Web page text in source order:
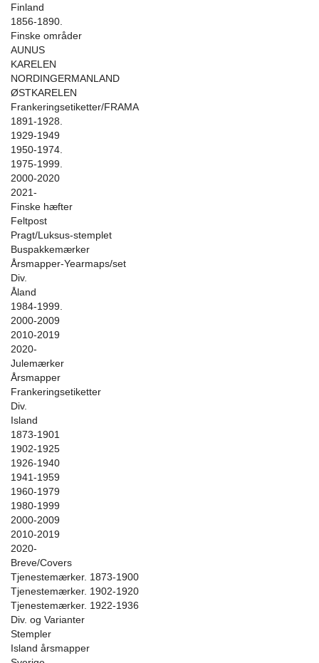
Finland
1856-1890.
Finske områder
AUNUS
KARELEN
NORDINGERMANLAND
ØSTKARELEN
Frankeringsetiketter/FRAMA
1891-1928.
1929-1949
1950-1974.
1975-1999.
2000-2020
2021-
Finske hæfter
Feltpost
Pragt/Luksus-stemplet
Buspakkemærker
Årsmapper-Yearmaps/set
Div.
Åland
1984-1999.
2000-2009
2010-2019
2020-
Julemærker
Årsmapper
Frankeringsetiketter
Div.
Island
1873-1901
1902-1925
1926-1940
1941-1959
1960-1979
1980-1999
2000-2009
2010-2019
2020-
Breve/Covers
Tjenestemærker. 1873-1900
Tjenestemærker. 1902-1920
Tjenestemærker. 1922-1936
Div. og Varianter
Stempler
Island årsmapper